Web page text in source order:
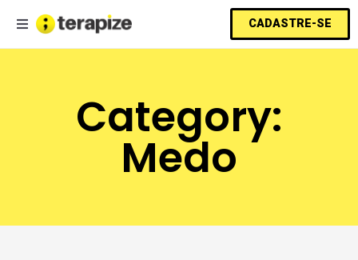
CADASTRE-SE
Category:
Medo